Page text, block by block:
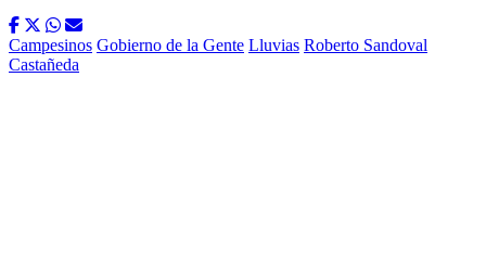
Campesinos Gobierno de la Gente Lluvias Roberto Sandoval
Castañeda